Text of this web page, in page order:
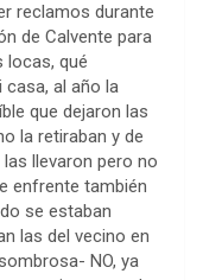
reclamos durante
de Calvente para
locas, qué
casa, al año la
que dejaron las
la retiraban y de
llevaron pero no
enfrente también
se estaban
las del vecino en
NO, ya